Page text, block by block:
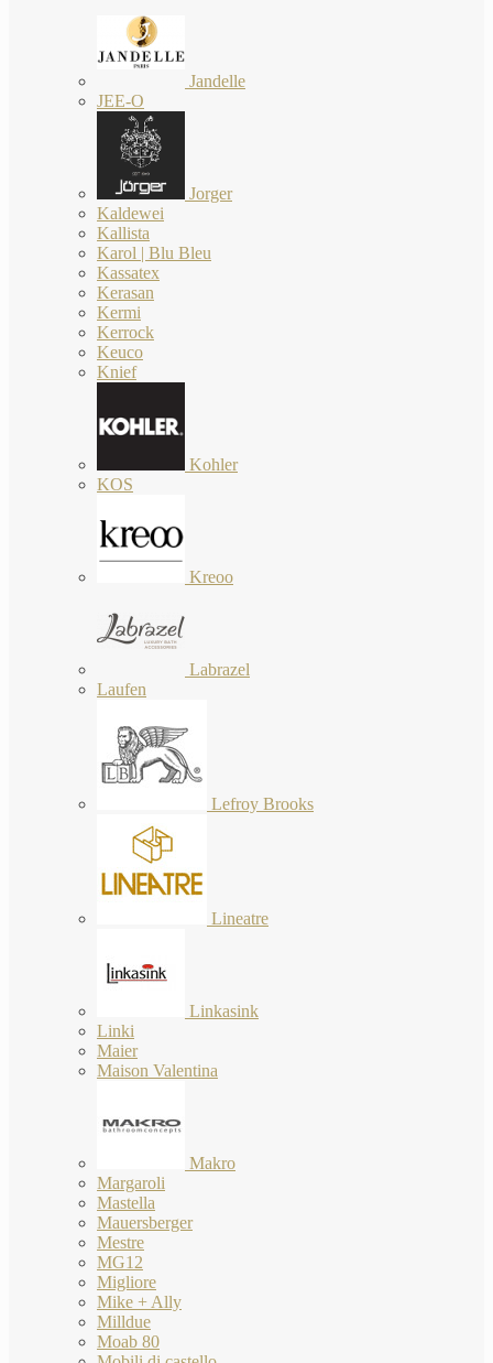
Jandelle
JEE-O
Jorger
Kaldewei
Kallista
Karol | Blu Bleu
Kassatex
Kerasan
Kermi
Kerrock
Keuco
Knief
Kohler
KOS
Kreoo
Labrazel
Laufen
Lefroy Brooks
Lineatre
Linkasink
Linki
Maier
Maison Valentina
Makro
Margaroli
Mastella
Mauersberger
Mestre
MG12
Migliore
Mike + Ally
Milldue
Moab 80